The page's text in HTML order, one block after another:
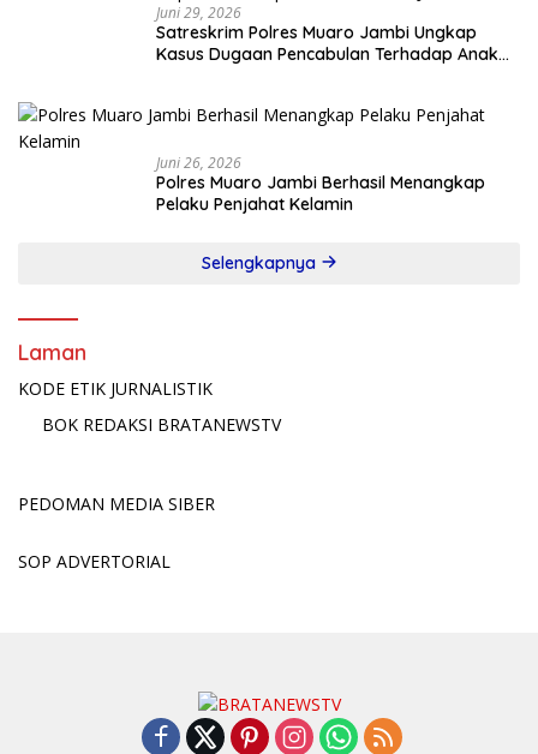
Juni 29, 2026
Satreskrim Polres Muaro Jambi Ungkap
Kasus Dugaan Pencabulan Terhadap Anak
Juni 26, 2026
Polres Muaro Jambi Berhasil Menangkap
Pelaku Penjahat Kelamin
Selengkapnya
Laman
KODE ETIK JURNALISTIK
BOK REDAKSI BRATANEWSTV
PEDOMAN MEDIA SIBER
SOP ADVERTORIAL